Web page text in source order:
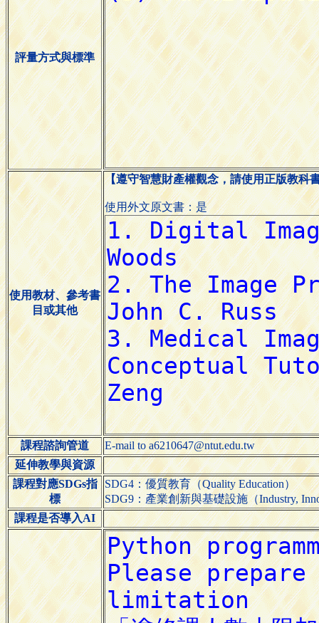
評量方式與標準
使用教材、參考書
目或其他
【遵守智慧財產權觀念，請使用正版教科
使用外文原文書：是
課程諮詢管道
E-mail to a6210647@ntut.edu.tw
延伸教學與資源
課程對應SDGs指
標
SDG4：優質教育（Quality Education）
SDG9：產業創新與基礎設施（Industry,
課程是否導入AI